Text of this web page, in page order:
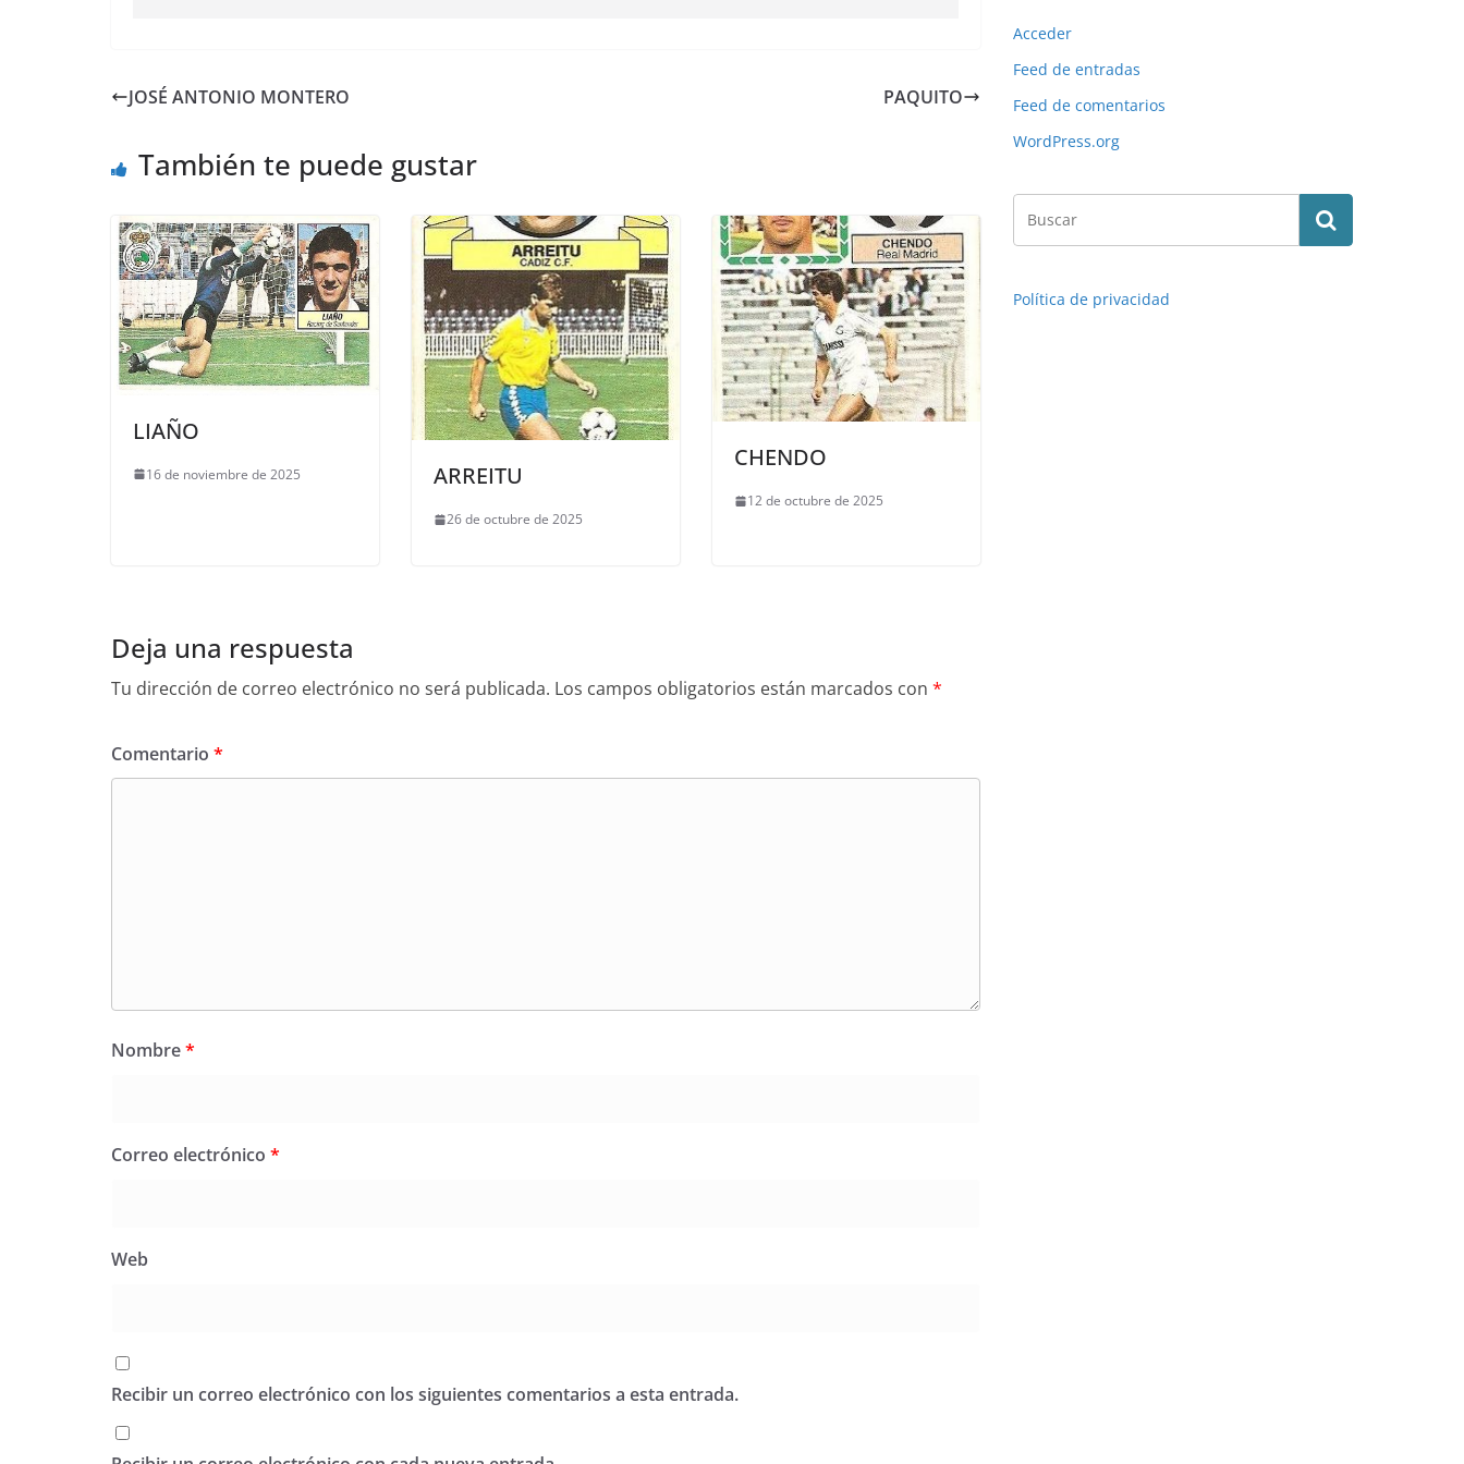
JOSÉ ANTONIO MONTERO PAQUITO
También te puede gustar
LIAÑO
16 de noviembre de 2025 ARREITU
26 de octubre de 2025
CHENDO
12 de octubre de 2025
Deja una respuesta
Tu dirección de correo electrónico no será publicada. Los campos obligatorios están marcados con *
Comentario *
Nombre*
Correo electrónico *
Web
Recibir un correo electrónico con los siguientes comentarios a esta entrada.
Acceder
Feed de entradas
Feed de comentarios
WordPress.org
Política de privacidad